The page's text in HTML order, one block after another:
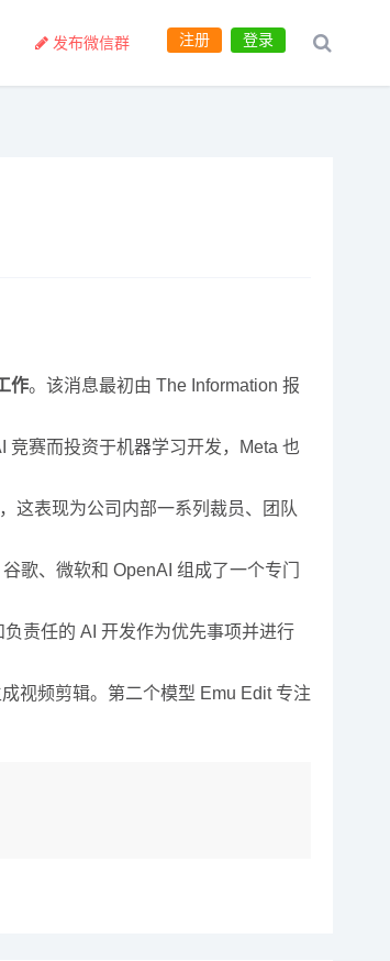
登录
注册
发布微信群
作。该消息最初由 The Information 报
竞赛而投资于机器学习开发，Meta 也
这表现为公司内部一系列裁员、团队
歌、微软和 OpenAI 组成了一个专门
责任的 AI 开发作为优先事项并进行
视频剪辑。第二个模型 Emu Edit 专注